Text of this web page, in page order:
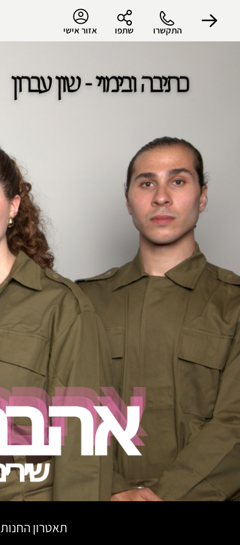
התקשרו שתפו אזור אישי
תאטרון החנות